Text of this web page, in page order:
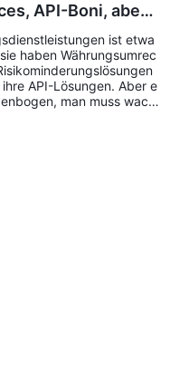
API-Boni, aber a
ist etwa
haben Währungsumrec
API-Lösungen. Aber e
man muss wach